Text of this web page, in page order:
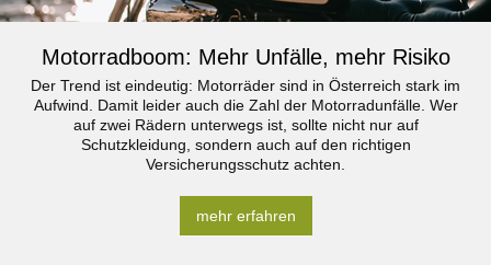
Motorradboom: Mehr Unfälle, mehr Risiko
Der Trend ist eindeutig: Motorräder sind in Österreich stark im
Aufwind. Damit leider auch die Zahl der Motorradunfälle. Wer
auf zwei Rädern unterwegs ist, sollte nicht nur auf
Schutzkleidung, sondern auch auf den richtigen
Versicherungsschutz achten.
mehr erfahren